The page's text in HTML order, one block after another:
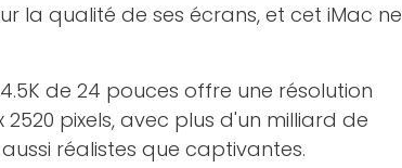
la qualité de ses écrans, et cet iMac ne
de 24 pouces offre une résolution
pixels, avec plus d'un milliard de
réalistes que captivantes.